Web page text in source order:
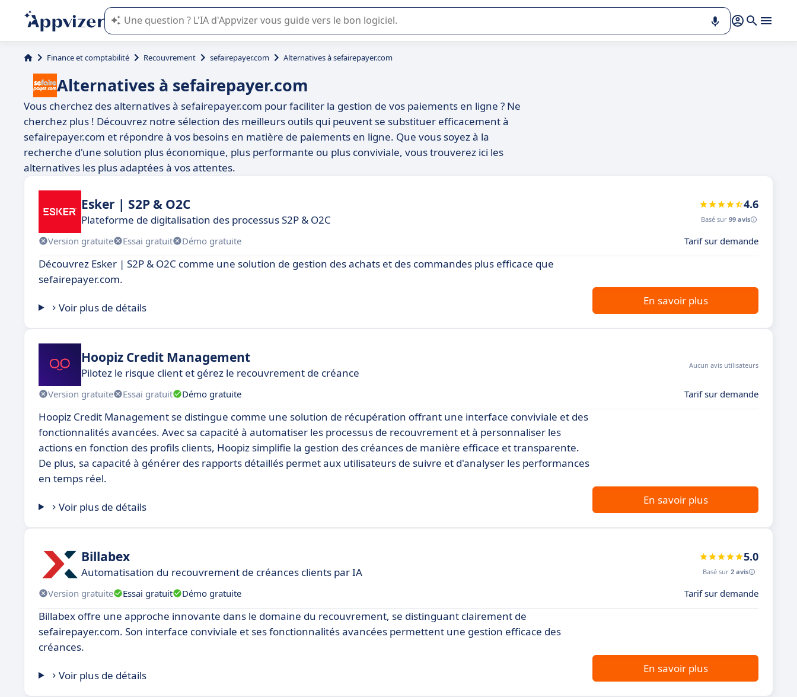
L'IA de Appvizer vous guide dans l'utilisation ou la sélection de logiciel SaaS en entreprise.
Finance et comptabilité Recouvrement sefairepayer.com Alternatives à sefairepayer.com
Alternatives à sefairepayer.com
Vous cherchez des alternatives à sefairepayer.com pour faciliter la gestion de vos paiements en ligne ? Ne
cherchez plus ! Découvrez notre sélection des meilleurs outils qui peuvent se substituer efficacement à
sefairepayer.com et répondre à vos besoins en matière de paiements en ligne. Que vous soyez à la
recherche d'une solution plus économique, plus performante ou plus conviviale, vous trouverez ici les
alternatives les plus adaptées à vos attentes.
Esker | S2P & O2C
Plateforme de digitalisation des processus S2P & O2C
4.6
Basé sur 99 avis
Version gratuite Essai gratuit Démo gratuite Tarif sur demande
Découvrez Esker | S2P & O2C comme une solution de gestion des achats et des commandes plus efficace que
sefairepayer.com.
Voir plus de détails
En savoir plus
Hoopiz Credit Management
Pilotez le risque client et gérez le recouvrement de créance
Aucun avis utilisateurs
Version gratuite Essai gratuit Démo gratuite Tarif sur demande
Hoopiz Credit Management se distingue comme une solution de récupération offrant une interface conviviale et des
fonctionnalités avancées. Avec sa capacité à automatiser les processus de recouvrement et à personnaliser les
actions en fonction des profils clients, Hoopiz simplifie la gestion des créances de manière efficace et transparente.
De plus, sa capacité à générer des rapports détaillés permet aux utilisateurs de suivre et d'analyser les performances
en temps réel.
Voir plus de détails
En savoir plus
Billabex
Automatisation du recouvrement de créances clients par IA
5.0
Basé sur 2 avis
Version gratuite Essai gratuit Démo gratuite Tarif sur demande
Billabex offre une approche innovante dans le domaine du recouvrement, se distinguant clairement de
sefairepayer.com. Son interface conviviale et ses fonctionnalités avancées permettent une gestion efficace des
créances.
Voir plus de détails
En savoir plus